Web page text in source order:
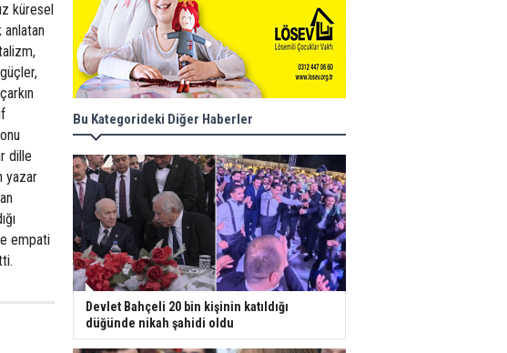
küresel
anlatan
dille
yazar
empati
Bu Kategorideki Diğer Haberler
Devlet Bahçeli 20 bin kişinin katıldığı
düğünde nikah şahidi oldu